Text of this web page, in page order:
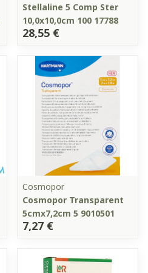
Stellaline 5 Comp Ster
10,0x10,0cm 100 17788
28,55 €
Cosmopor
Cosmopor Transparent
5cmx7,2cm 5 9010501
7,27 €